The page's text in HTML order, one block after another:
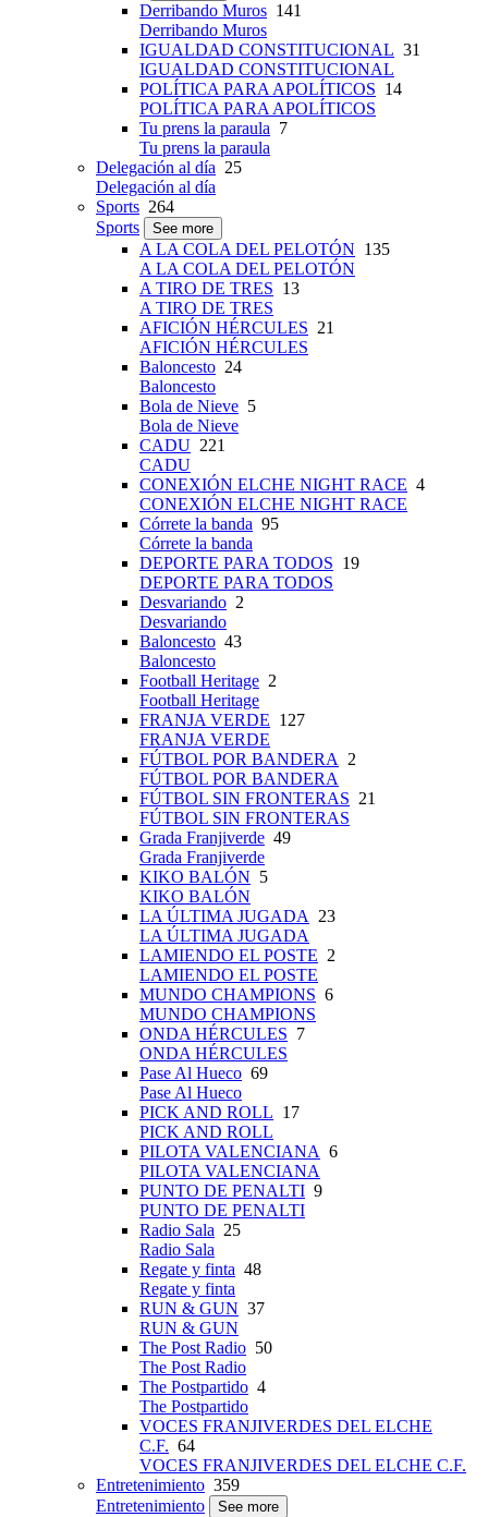
Derribando Muros 141
Derribando Muros
IGUALDAD CONSTITUCIONAL 31
IGUALDAD CONSTITUCIONAL
POLÍTICA PARA APOLÍTICOS 14
POLÍTICA PARA APOLÍTICOS
Tu prens la paraula 7
Tu prens la paraula
Delegación al día 25
Delegación al día
Sports 264
Sports
See more
A LA COLA DEL PELOTÓN 135
A LA COLA DEL PELOTÓN
A TIRO DE TRES 13
A TIRO DE TRES
AFICIÓN HÉRCULES 21
AFICIÓN HÉRCULES
Baloncesto 24
Baloncesto
Bola de Nieve 5
Bola de Nieve
CADU 221
CADU
CONEXIÓN ELCHE NIGHT RACE 4
CONEXIÓN ELCHE NIGHT RACE
Córrete la banda 95
Córrete la banda
DEPORTE PARA TODOS 19
DEPORTE PARA TODOS
Desvariando 2
Desvariando
Baloncesto 43
Baloncesto
Football Heritage 2
Football Heritage
FRANJA VERDE 127
FRANJA VERDE
FÚTBOL POR BANDERA
2
FÚTBOL POR BANDERA
FÚTBOL SIN FRONTERAS 21
FÚTBOL SIN FRONTERAS
Grada Franjiverde 49
Grada Franjiverde
KIKO BALÓN 5
KIKO BALÓN
LA ÚLTIMA JUGADA
23
LA ÚLTIMA JUGADA
LAMIENDO EL POSTE 2
LAMIENDO EL POSTE
MUNDO CHAMPIONS 6
MUNDO CHAMPIONS
ONDA HÉRCULES 7
ONDA HÉRCULES
Pase Al Hueco 69
Pase Al Hueco
PICK AND ROLL 17
PICK AND ROLL
PILOTA VALENCIANA 6
PILOTA VALENCIANA
PUNTO DE PENALTI 9
PUNTO DE PENALTI
Radio Sala 25
Radio Sala
Regate y finta 48
Regate y finta
RUN & GUN 37
RUN & GUN
The Post Radio 50
The Post Radio
The Postpartido 4
The Postpartido
VOCES FRANJIVERDES DEL ELCHE
C.F. 64
VOCES FRANJIVERDES DEL ELCHE C.F.
Entretenimiento 359
Entretenimiento
See more